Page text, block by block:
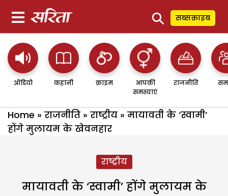
⚲ सब्सक्राइब
ऑडियो कहानी क्राइम
आपकी
समस्याएं
राजनीति
Home » राजनीति » राष्ट्रीय » मायावती के ‘स्वामी’
होंगे मुलायम के खेवनहार
राष्ट्रीय
मायावती के ‘स्वामी’ होंगे मुलायम के